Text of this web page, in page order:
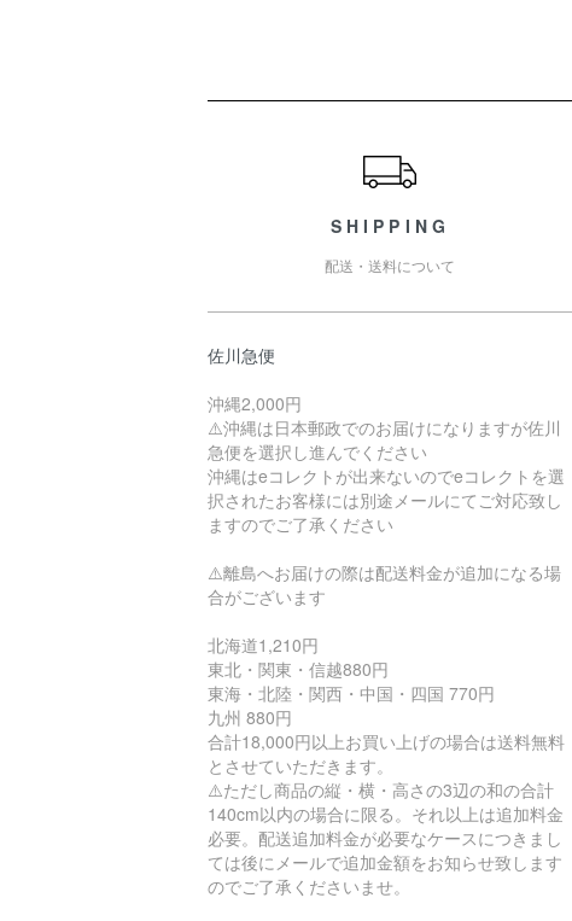
SHIPPING
配送・送料について
佐川急便
沖縄2,000円
⚠️沖縄は日本郵政でのお届けになりますが佐川
急便を選択し進んでください
沖縄はeコレクトが出来ないのでeコレクトを選
択されたお客様には別途メールにてご対応致し
ますのでご了承ください
⚠️離島へお届けの際は配送料金が追加になる場
合がございます
北海道1,210円
東北・関東・信越880円
東海・北陸・関西・中国・四国 770円
九州 880円
合計18,000円以上お買い上げの場合は送料無料
とさせていただきます。
⚠️ただし商品の縦・横・高さの3辺の和の合計
140cm以内の場合に限る。それ以上は追加料金
必要。配送追加料金が必要なケースにつきまし
ては後にメールで追加金額をお知らせ致します
のでご了承くださいませ。